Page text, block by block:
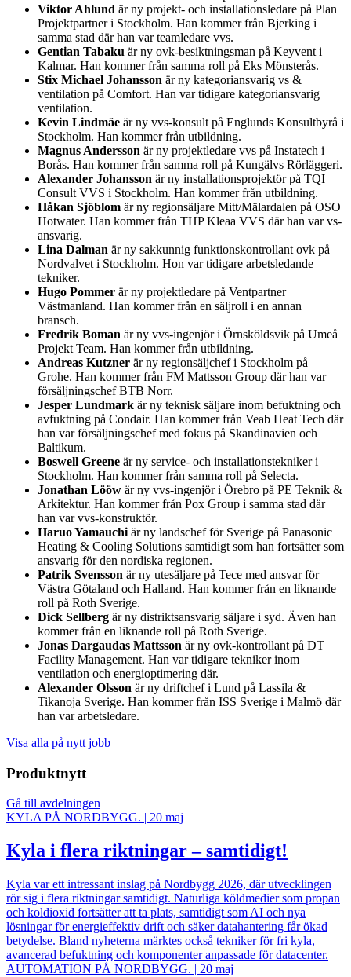
Viktor Ahlund är ny projekt- och installationsledare på Plan
Projektpartner i Stockholm. Han kommer från Bjerking i
samma stad där han var teamledare vvs.
Gentian Tabaku är ny ovk-besiktningsman på Keyvent i
Kalmar. Han kommer från samma roll på Eks Mönsterås.
Stix Michael Johansson är ny kategoriansvarig vs &
ventilation på Comfort. Han var tidigare kategoriansvarig
ventilation.
Kevin Lindmäe är ny vvs-konsult på Englunds Konsultbyrå i
Stockholm. Han kommer från utbildning.
Magnus Andersson är ny projektledare vvs på Instatech i
Borås. Han kommer från samma roll på Kungälvs Rörläggeri.
Alexander Johansson är ny installationsprojektör på TQI
Consult VVS i Stockholm. Han kommer från utbildning.
Håkan Sjöblom är ny regionsäljare Mitt/Mälardalen på OSO
Hotwater. Han kommer från THP Kleaa VVS där han var vs-
ansvarig.
Lina Dalman är ny sakkunnig funktionskontrollant ovk på
Nordvalvet i Stockholm. Hon var tidigare arbetsledande
tekniker.
Hugo Pommer är ny projektledare på Ventpartner
Västmanland. Han kommer från en säljroll i en annan
bransch.
Fredrik Boman är ny vvs-ingenjör i Örnsköldsvik på Umeå
Projekt Team. Han kommer från utbildning.
Andreas Kutzner är ny regionsäljchef i Stockholm på
Grohe. Han kommer från FM Mattsson Group där han var
försäljningschef BTB Norr.
Jesper Lundmark är ny teknisk säljare inom befuktning och
avfuktning på Condair. Han kommer från Veab Heat Tech där
han var försäljningschef med fokus på Skandinavien och
Baltikum.
Boswell Greene är ny service- och installationstekniker i
Stockholm. Han kommer från samma roll på Selecta.
Jonathan Lööw är ny vvs-ingenjör i Örebro på PE Teknik &
Arkitektur. Han kommer från Pox Group i samma stad där
han var vvs-konstruktör.
Haruo Yamauchi är ny landschef för Sverige på Panasonic
Heating & Cooling Solutions samtidigt som han fortsätter som
ansvarig för den nordiska regionen.
Patrik Svensson är ny utesäljare på Tece med ansvar för
Västra Götaland och Halland. Han kommer från en liknande
roll på Roth Sverige.
Dick Sellberg är ny distriktsansvarig säljare i syd. Även han
kommer från en liknande roll på Roth Sverige.
Jonas Dargaudas Mattsson är ny ovk-kontrollant på DT
Facility Management. Han var tidigare tekniker inom
ventilation och energioptimering där.
Alexander Olsson är ny driftchef i Lund på Lassila &
Tikanoja Sverige. Han kommer från ISS Sverige i Malmö där
han var arbetsledare.
Visa alla på nytt jobb
Produktnytt
Gå till avdelningen
KYLA PÅ NORDBYGG. | 20 maj
Kyla i flera riktningar – samtidigt!
Kyla var ett intressant inslag på Nordbygg 2026, där utvecklingen
rör sig i flera riktningar samtidigt. Naturliga köldmedier som propan
och koldioxid fortsätter att ta plats, samtidigt som AI och nya
lösningar för energieffektiv drift och säker datahantering får ökad
betydelse. Bland nyheterna märktes också tekniker för fri kyla,
avancerad befuktning och komponenter anpassade för datacenter.
AUTOMATION PÅ NORDBYGG. | 20 maj